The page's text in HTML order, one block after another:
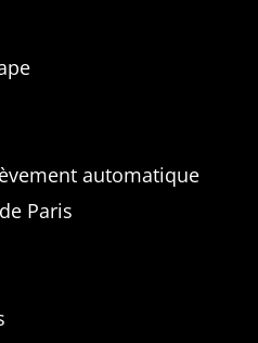
automatique
Paris